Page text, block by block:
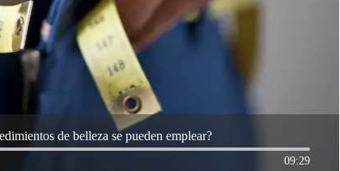
de belleza se pueden emplear?
09:29